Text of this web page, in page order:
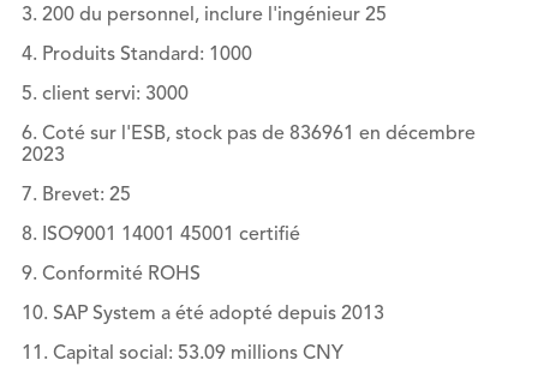
3. 200 du personnel, inclure l'ingénieur 25
4. Produits Standard: 1000
5. client servi: 3000
6. Coté sur l'ESB, stock pas de 836961 en décembre
2023
7. Brevet: 25
8. ISO9001 14001 45001 certifié
9. Conformité ROHS
10. SAP System a été adopté depuis 2013
11. Capital social: 53.09 millions CNY